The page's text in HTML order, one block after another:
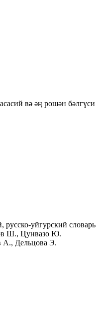
вә әң рошән бәлгүси
русско-уйгурский словарь
Ш., Цунвазо Ю.
А., Дельцова Э.